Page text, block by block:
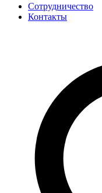
Сотрудничество
Контакты